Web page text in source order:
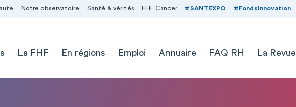
Notre observatoire Santé & vérités FHF Cancer #SANTEXPO #FondsInnovation
La FHF En régions Emploi Annuaire FAQ RH La Revue